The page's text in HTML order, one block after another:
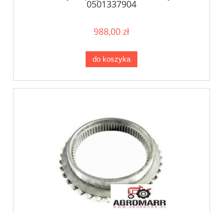
0501337904
988,00 zł
do koszyka